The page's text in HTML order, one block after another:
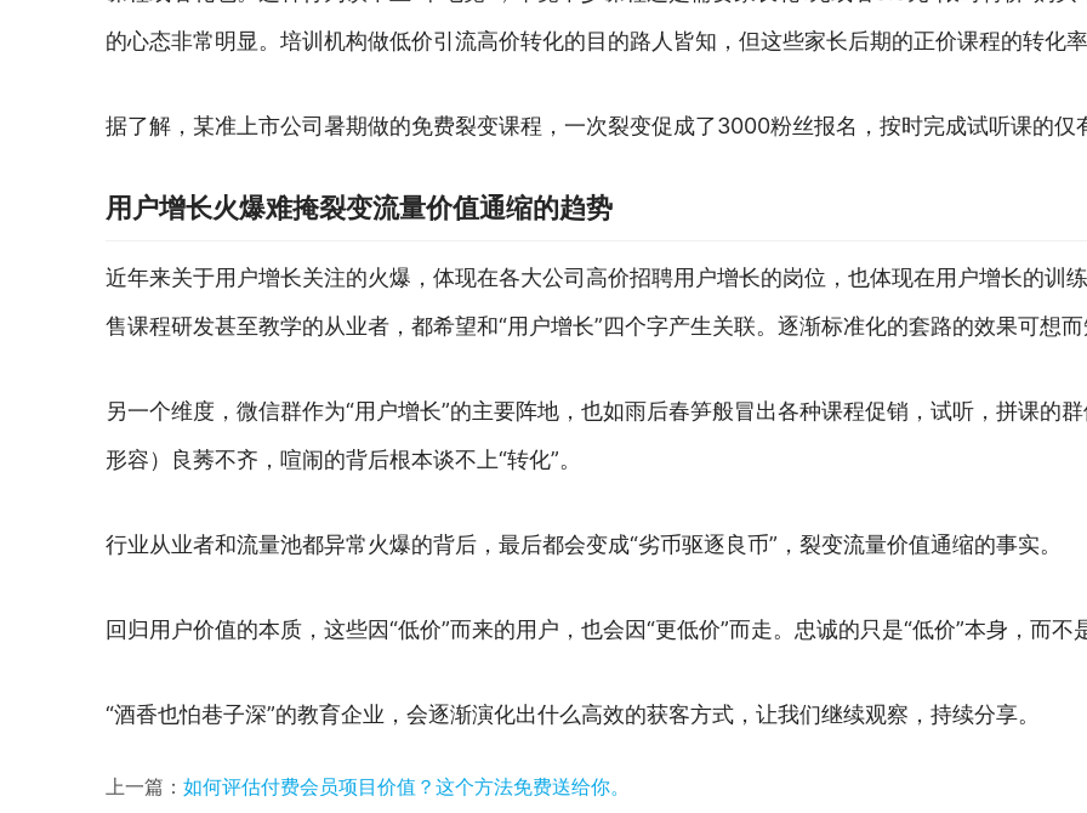
的心态非常明显。培训机构做低价引流高价转化的目的路人皆知，但这些家长后期的正价课程的转化
据了解，某准上市公司暑期做的免费裂变课程，一次裂变促成了3000粉丝报名，按时完成试听课的仅
用户增长火爆难掩裂变流量价值通缩的趋势
近年来关于用户增长关注的火爆，体现在各大公司高价招聘用户增长的岗位，也体现在用户增长的训
售课程研发甚至教学的从业者，都希望和“用户增长”四个字产生关联。逐渐标准化的套路的效果可想而
另一个维度，微信群作为“用户增长”的主要阵地，也如雨后春笋般冒出各种课程促销，试听，拼课的
形容）良莠不齐，喧闹的背后根本谈不上“转化”。
行业从业者和流量池都异常火爆的背后，最后都会变成“劣币驱逐良币”，裂变流量价值通缩的事实。
回归用户价值的本质，这些因“低价”而来的用户，也会因“更低价”而走。忠诚的只是“低价”本身，而不
“酒香也怕巷子深”的教育企业，会逐渐演化出什么高效的获客方式，让我们继续观察，持续分享。
上一篇： 如何评估付费会员项目价值？这个方法免费送给你。